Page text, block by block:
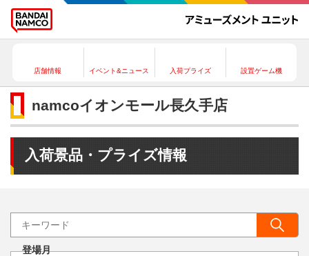
店舗情報 イベント&ニュース 入荷プライズ 設置ゲーム機
namcoイオンモール長久手店
入荷景品・プライズ情報
登場月